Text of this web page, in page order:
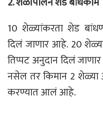
10 शेळ्यांकरता शेड
दिलं जाणार आहे. 20
तिप्पट अनुदान दिलं
नसेल तर किमान 2 शेळ्या
करण्यात आलं आहे.